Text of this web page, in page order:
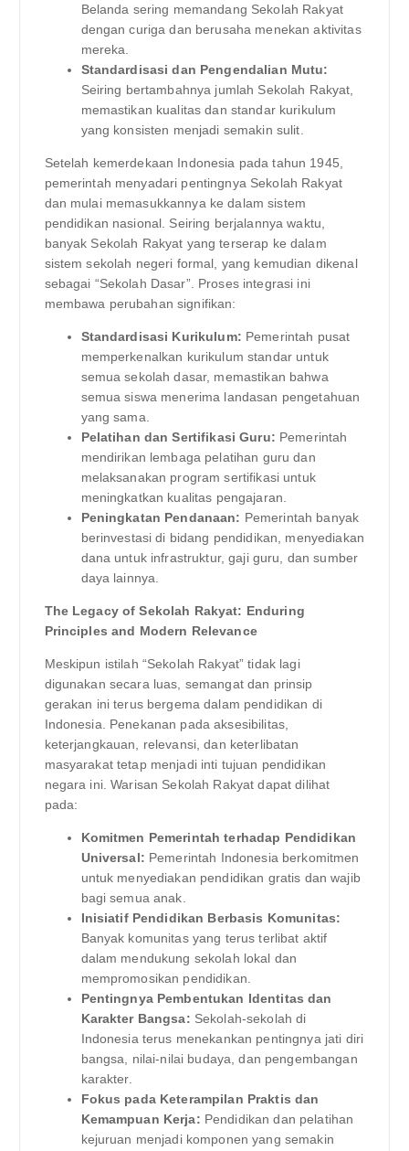
Belanda sering memandang Sekolah Rakyat
dengan curiga dan berusaha menekan aktivitas
mereka.
Standardisasi dan Pengendalian Mutu:
Seiring bertambahnya jumlah Sekolah Rakyat,
memastikan kualitas dan standar kurikulum
yang konsisten menjadi semakin sulit.
Setelah kemerdekaan Indonesia pada tahun 1945,
pemerintah menyadari pentingnya Sekolah Rakyat
dan mulai memasukkannya ke dalam sistem
pendidikan nasional. Seiring berjalannya waktu,
banyak Sekolah Rakyat yang terserap ke dalam
sistem sekolah negeri formal, yang kemudian dikenal
sebagai “Sekolah Dasar”. Proses integrasi ini
membawa perubahan signifikan:
Standardisasi Kurikulum: Pemerintah pusat
memperkenalkan kurikulum standar untuk
semua sekolah dasar, memastikan bahwa
semua siswa menerima landasan pengetahuan
yang sama.
Pelatihan dan Sertifikasi Guru: Pemerintah
mendirikan lembaga pelatihan guru dan
melaksanakan program sertifikasi untuk
meningkatkan kualitas pengajaran.
Peningkatan Pendanaan: Pemerintah banyak
berinvestasi di bidang pendidikan, menyediakan
dana untuk infrastruktur, gaji guru, dan sumber
daya lainnya.
The Legacy of Sekolah Rakyat: Enduring
Principles and Modern Relevance
Meskipun istilah “Sekolah Rakyat” tidak lagi
digunakan secara luas, semangat dan prinsip
gerakan ini terus bergema dalam pendidikan di
Indonesia. Penekanan pada aksesibilitas,
keterjangkauan, relevansi, dan keterlibatan
masyarakat tetap menjadi inti tujuan pendidikan
negara ini. Warisan Sekolah Rakyat dapat dilihat
pada:
Komitmen Pemerintah terhadap Pendidikan
Universal: Pemerintah Indonesia berkomitmen
untuk menyediakan pendidikan gratis dan wajib
bagi semua anak.
Inisiatif Pendidikan Berbasis Komunitas:
Banyak komunitas yang terus terlibat aktif
dalam mendukung sekolah lokal dan
mempromosikan pendidikan.
Pentingnya Pembentukan Identitas dan
Karakter Bangsa: Sekolah-sekolah di
Indonesia terus menekankan pentingnya jati diri
bangsa, nilai-nilai budaya, dan pengembangan
karakter.
Fokus pada Keterampilan Praktis dan
Kemampuan Kerja: Pendidikan dan pelatihan
kejuruan menjadi komponen yang semakin